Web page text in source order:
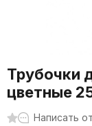
Трубочки
цветные
Написать